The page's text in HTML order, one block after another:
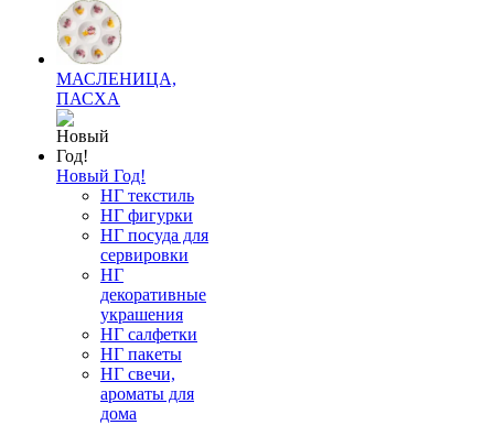
МАСЛЕНИЦА,
ПАСХА
Новый Год!
НГ текстиль
НГ фигурки
НГ посуда для
сервировки
НГ
декоративные
украшения
НГ салфетки
НГ пакеты
НГ свечи,
ароматы для
дома